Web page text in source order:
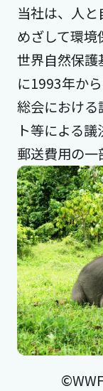
当社は、人
めざして環
世界自然保護
に1993年か
総会における
ト等による
郵送費用の一